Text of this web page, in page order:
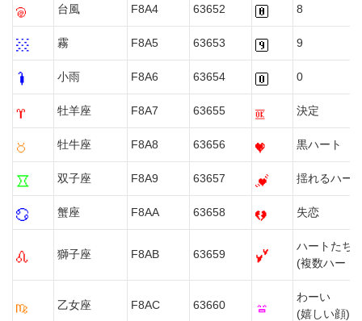
台風 F8A4 63652 8
霧 F8A5 63653 9
小雨 F8A6 63654 0
牡羊座 F8A7 63655 決定
牡牛座 F8A8 63656 黒ハート
双子座 F8A9 63657 揺れるハー
蟹座 F8AA 63658 失恋
獅子座 F8AB 63659
ハートたち
(複数ハート)
乙女座 F8AC 63660
わーい
(嬉しい顔)